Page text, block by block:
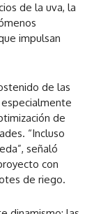
de la uva, la
impulsan
de las
de
“Incluso
señaló
con
de riego.